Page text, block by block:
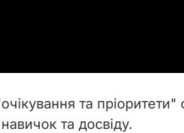
i
та пріоритети"
та досвіду.